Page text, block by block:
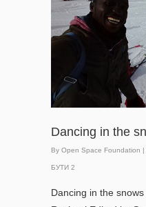
Dancing in the
By Open Space Foundation |
БУТИ 2
Dancing in the